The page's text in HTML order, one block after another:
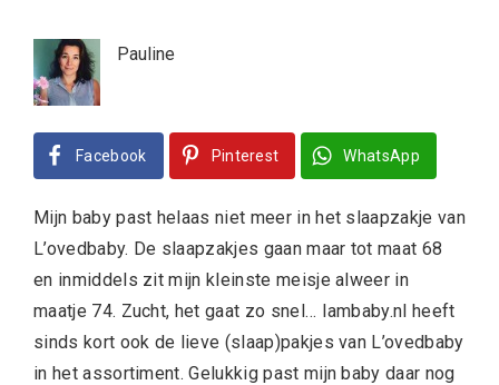
Pauline
Facebook Pinterest WhatsApp
Mijn baby past helaas niet meer in het slaapzakje van
L’ovedbaby. De slaapzakjes gaan maar tot maat 68
en inmiddels zit mijn kleinste meisje alweer in
maatje 74. Zucht, het gaat zo snel… Iambaby.nl heeft
sinds kort ook de lieve (slaap)pakjes van L’ovedbaby
in het assortiment. Gelukkig past mijn baby daar nog